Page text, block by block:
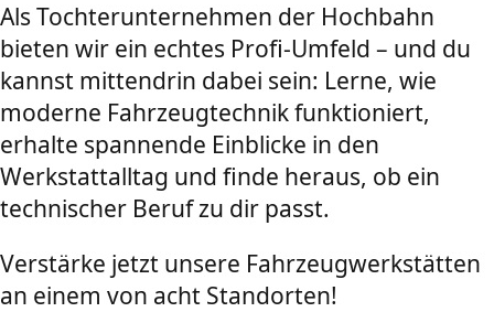
Als Tochterunternehmen der Hochbahn
bieten wir ein echtes Profi-Umfeld – und du
kannst mittendrin dabei sein: Lerne, wie
moderne Fahrzeugtechnik funktioniert,
erhalte spannende Einblicke in den
Werkstattalltag und finde heraus, ob ein
technischer Beruf zu dir passt.
Verstärke jetzt unsere Fahrzeugwerkstätten
an einem von acht Standorten!